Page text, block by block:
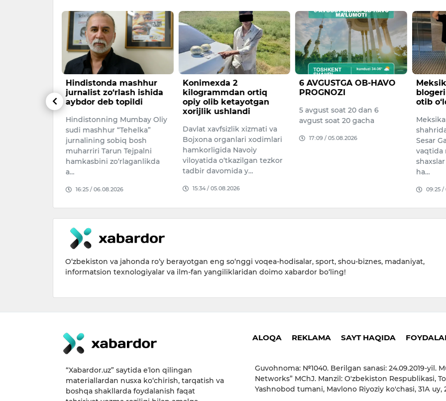
Hindistonda mashhur
jurnalist zo‘rlash ishida
aybdor deb topildi
Hindistonning Mumbay Oliy
sudi mashhur “Tehelka”
jurnalining sobiq bosh
muharriri Tarun Tejpalni
hamkasbini zo‘rlaganlikda
a…
16:25 / 06.08.2026
Konimexda 2
kilogrammdan ortiq
opiy olib ketayotgan
xorijlik ushlandi
Davlat xavfsizlik xizmati va
Bojxona organlari xodimlari
hamkorligida Navoiy
viloyatida o‘tkazilgan tezkor
tadbir davomida y…
15:34 / 05.08.2026
6 AVGUSTGA OB-HAVO
PROGNOZI
5 avgust soat 20 dan 6
avgust soat 20 gacha
17:09 / 05.08.2026
otib
Sesar
vaqtida
ha…
09:25 /
O‘zbekiston va jahonda ro‘y berayotgan eng so‘nggi voqea-hodisalar, sport, shou-biznes, madaniyat,
informatsion texnologiyalar va ilm-fan yangiliklaridan doimo xabardor bo‘ling!
“Xabardor.uz” saytida eʼlon qilingan
materiallardan nusxa ko‘chirish, tarqatish va
boshqa shakllarda foydalanish faqat
ALOQA REKLAMA SAYT HAQIDA
Guvohnoma: №1040. Berilgan sanasi: 24.09.2019-yil.
Networks” MChJ. Manzil: O'zbekiston Respublikasi,
Yashnobod tumani, Mavlono Riyoziy ko'chasi, 31А uy,